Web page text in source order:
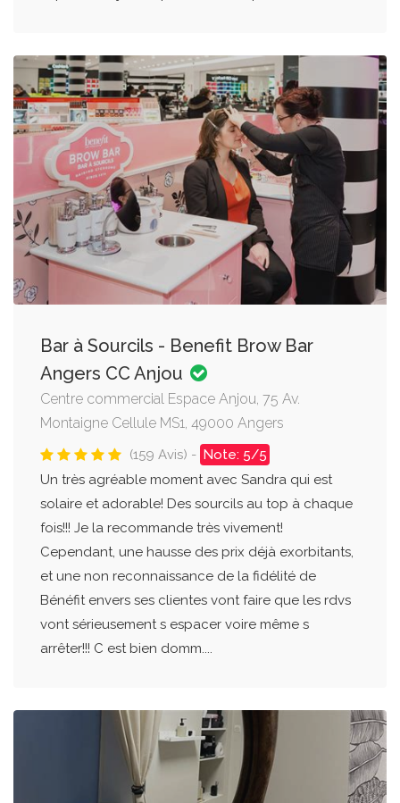
Bar à Sourcils - Benefit Brow Bar
Angers CC Anjou
Centre commercial Espace Anjou, 75 Av.
Montaigne Cellule MS1, 49000 Angers
(159 Avis) - Note: 5/5
Un très agréable moment avec Sandra qui est
solaire et adorable! Des sourcils au top à chaque
fois!!! Je la recommande très vivement!
Cependant, une hausse des prix déjà exorbitants,
et une non reconnaissance de la fidélité de
Bénéfit envers ses clientes vont faire que les rdvs
vont sérieusement s espacer voire même s
arrêter!!! C est bien domm....